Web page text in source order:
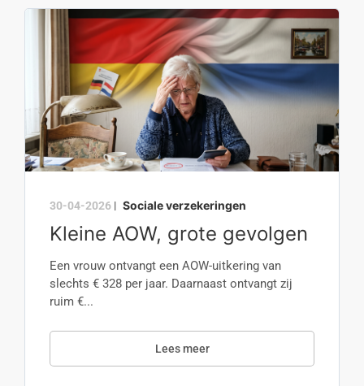
30-04-2026 | Sociale verzekeringen
Kleine AOW, grote gevolgen
Een vrouw ontvangt een AOW-uitkering van
slechts € 328 per jaar. Daarnaast ontvangt zij
ruim €...
Lees meer